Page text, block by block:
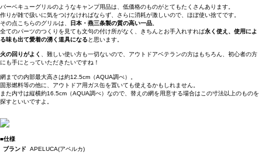
バーベキューグリルのようなキャンプ用品は、低価格のものがとてもたくさんあります。
作りが雑で扱いに気をつけなければならず、さらに消耗が激しいので、ほぼ使い捨てです。
その点こちらのグリルは、
日本・燕三条製の質の高い一品
全てのパーツのつくりを見ても文句の付け所がなく、きちんとお手入れすれば永く使え、使用によ
る味も出て愛着の湧く道具になる と思います。
火の回りがよく
、難しい使い方も一切ないので、アウトドアベテランの方はもちろん、初心者の方
にも手にとっていただきたいですね！
網までの内部最大高さは約12.5cm（AQUA調べ）。
固形燃料等の他に、アウトドア用ガス缶を置いても使えるかもしれません。
また内寸は縦横約16.5cm（AQUA調べ）なので、替えの網を用意する場合はこの寸法以上のものを
探すといいですよ。
■仕様
ブランド
APELUCA(アペルカ)